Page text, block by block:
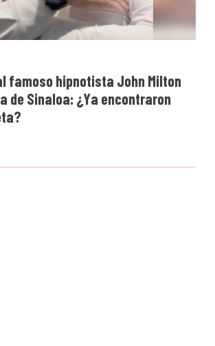
famoso hipnotista John Milton
de Sinaloa: ¿Ya encontraron